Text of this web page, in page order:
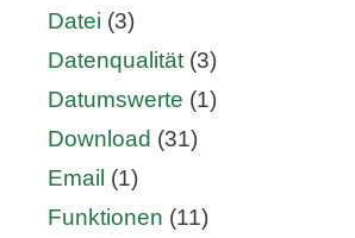
Datei (3)
Datenqualität(3)
Datumswerte (1)
Download (31)
Email (1)
Funktionen (11)